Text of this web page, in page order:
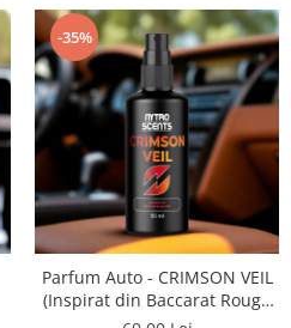
-35%
Parfum Auto - CRIMSON VEIL
(Inspirat din Baccarat Rouge
540)